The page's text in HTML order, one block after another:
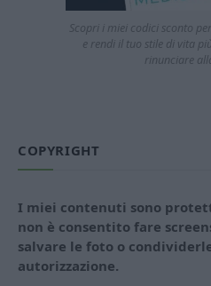
Scopri i miei codici sconto
e rendi il tuo stile di vita
rinunciare
COPYRIGHT
I miei contenuti sono
non è consentito fare
salvare le foto o
autorizzazione.